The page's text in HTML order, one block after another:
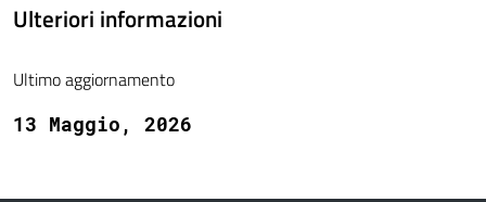
Ulteriori informazioni
Ultimo aggiornamento
13 Maggio, 2026